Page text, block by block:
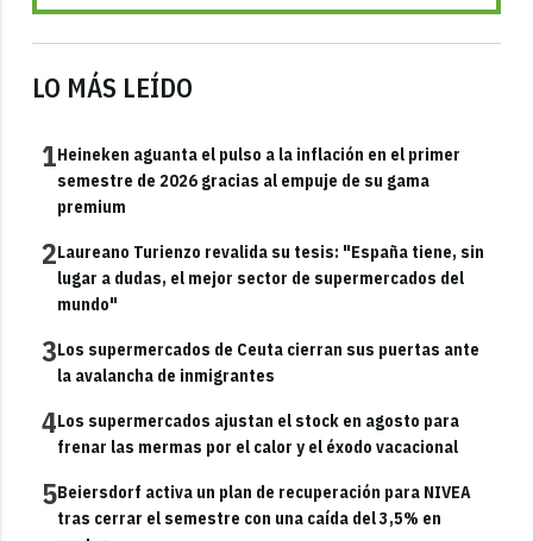
LO MÁS LEÍDO
1Heineken aguanta el pulso a la inflación en el primer
semestre de 2026 gracias al empuje de su gama
premium
2Laureano Turienzo revalida su tesis: "España tiene, sin
lugar a dudas, el mejor sector de supermercados del
mundo"
3Los supermercados de Ceuta cierran sus puertas ante
la avalancha de inmigrantes
4Los supermercados ajustan el stock en agosto para
frenar las mermas por el calor y el éxodo vacacional
5Beiersdorf activa un plan de recuperación para NIVEA
tras cerrar el semestre con una caída del 3,5% en